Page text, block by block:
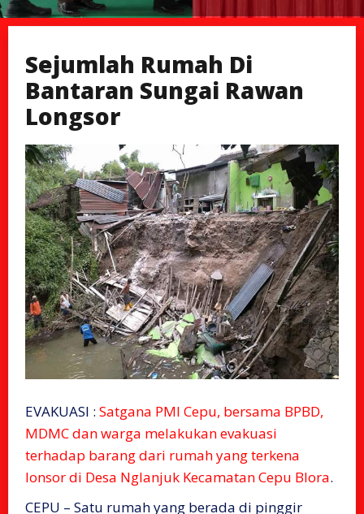
Sejumlah Rumah Di
Bantaran Sungai Rawan
Longsor
EVAKUASI : Satgana PMI Cepu, bersama BPBD,
MDMC dan warga melakukan evakuasi
terhadap barang dari rumah yang terkena
lonsor di Desa Nglanjuk Kecamatan Cepu Blora.
CEPU – Satu rumah yang berada di pinggir